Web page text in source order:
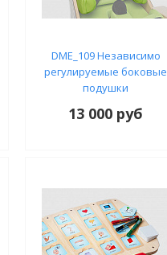
DME_109 Независимо
регулируемые боковые
подушки
13 000 руб